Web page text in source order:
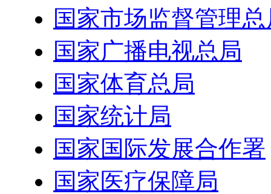
国家市场监督管理
国家广播电视总局
国家体育总局
国家统计局
国家国际发展合作署
国家医疗保障局